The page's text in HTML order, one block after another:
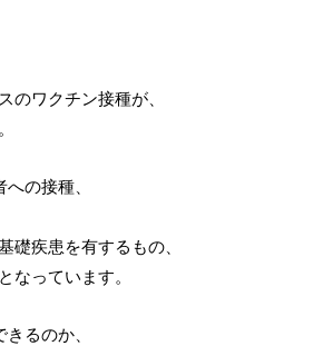
のワクチン接種が、
の接種、
礎疾患を有するもの、
なっています。
るのか、